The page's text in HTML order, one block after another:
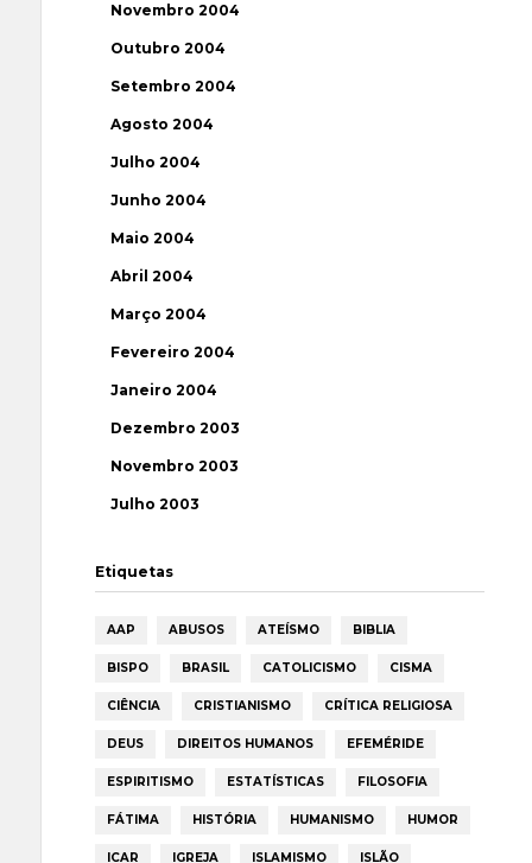
Novembro 2004
Outubro 2004
Setembro 2004
Agosto 2004
Julho 2004
Junho 2004
Maio 2004
Abril 2004
Março 2004
Fevereiro 2004
Janeiro 2004
Dezembro 2003
Novembro 2003
Julho 2003
Etiquetas
AAP ABUSOS ATEÍSMO BIBLIA
BISPO BRASIL CATOLICISMO CISMA
CIÊNCIA CRISTIANISMO CRÍTICA RELIGIOSA
DEUS DIREITOS HUMANOS EFEMÉRIDE
ESPIRITISMO ESTATÍSTICAS FILOSOFIA
FÁTIMA HISTÓRIA HUMANISMO HUMOR
ICAR IGREJA ISLAMISMO ISLÃO